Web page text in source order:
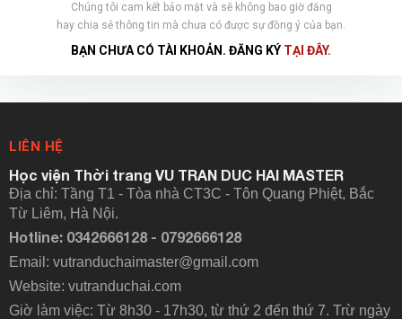
Chúng tôi cam kết bảo mật và sẽ không bao giờ đăng
hay chia sẻ thông tin mà chưa có được sự đồng ý của bạn.
BẠN CHƯA CÓ TÀI KHOẢN. ĐĂNG KÝ TẠI ĐÂY.
LIÊN HỆ
Học viện Thời trang VU TRAN DUC HAI MASTER
Địa chỉ: Tầng T1 - Tòa nhà CT3C - Tôn Quang Phiệt, Bắc
Từ Liêm, Hà Nội.
Hotline: 0342666128 - 0792666128
Email: vutranduchaimaster@gmail.com
Website: vutranduchai.com
Giờ làm việc: Từ 8h30 - 17h30, từ thứ 2 đến thứ 7. Trừ ngày